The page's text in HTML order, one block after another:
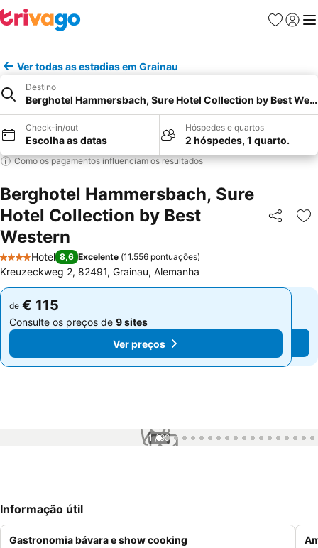
Favoritos
Iniciar
Ver todas as estadias em Grainau
Destino
Berghotel Hammersbach, Sure Hotel Collection by Best
Check-in/out
Escolha as datas
Hóspedes e quartos
2 hóspedes, 1 quarto.
Como os pagamentos influenciam os resultados
Berghotel Hammersbach, Sure
Hotel Collection by Best
Western
Partilhar
4 Estrelas
Hotel 8,6 Excelente (11.556 pontuações)
Kreuzeckweg 2, 82491, Grainau, Alemanha
de € 115
Consulte os preços de 9 sites
Ver preços
de € 115
Consulte os preços de 9 sites
Ver preços
1 / 99
Informação útil
Gastronomia bávara e show cooking